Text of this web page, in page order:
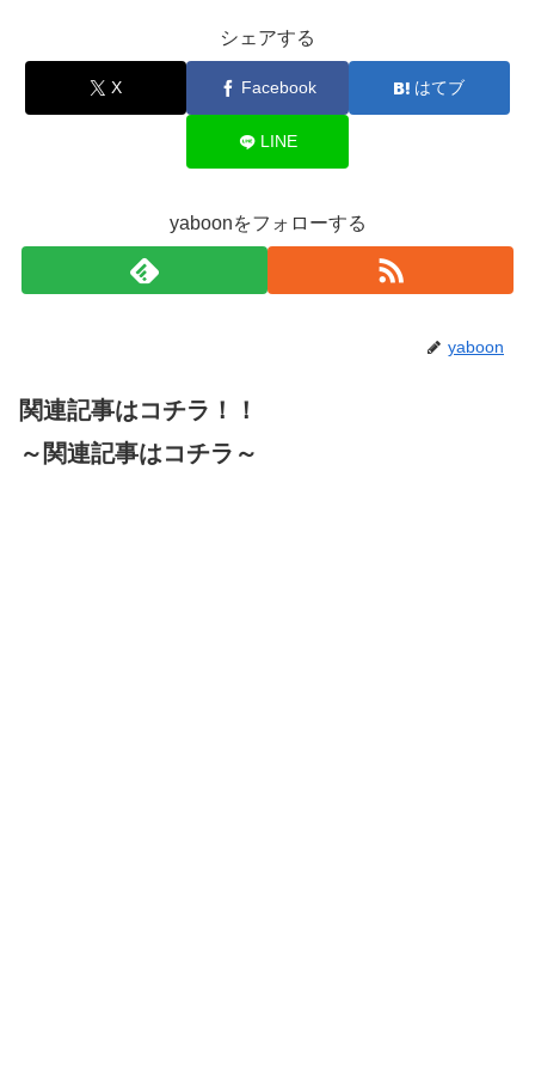
シェアする
X Facebook はてブ
LINE
yaboonをフォローする
yaboon
関連記事はコチラ！！
～関連記事はコチラ～